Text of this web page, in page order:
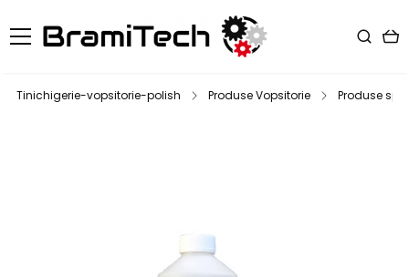
Tinichigerie-vopsitorie-polish Produse Vopsitorie Produse